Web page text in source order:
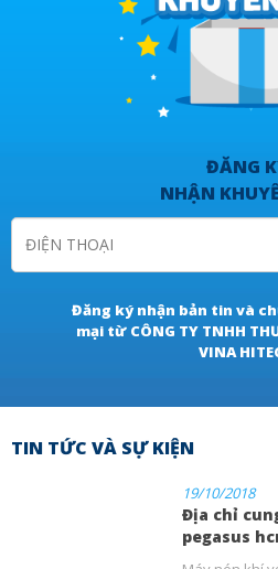
ĐĂNG
NHẬN
Đăng ký nhận bản tin và
mại từ CÔNG TY TNHH
VINA
TIN TỨC VÀ SỰ KIỆN
19/10/2018
Địa chỉ
pegasus